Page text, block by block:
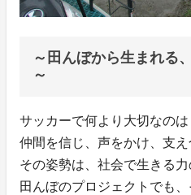
～田んぼから生まれる
～
サッカーで何より大切なのは
仲間を信じ、声をかけ、支
その姿勢は、社会で生きる力
田んぼのプロジェクトでも、